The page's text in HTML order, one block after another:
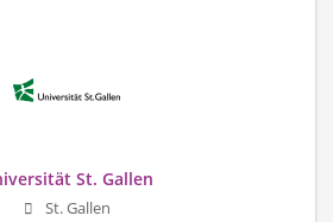
St. Gallen
St. Gallen